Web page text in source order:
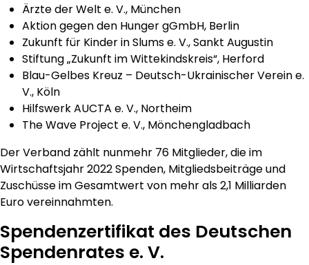
Ärzte der Welt e. V., München
Aktion gegen den Hunger gGmbH, Berlin
Zukunft für Kinder in Slums e. V., Sankt Augustin
Stiftung „Zukunft im Wittekindskreis“, Herford
Blau-Gelbes Kreuz – Deutsch-Ukrainischer Verein e.
V., Köln
Hilfswerk AUCTA e. V., Northeim
The Wave Project e. V., Mönchengladbach
Der Verband zählt nunmehr 76 Mitglieder, die im
Wirtschaftsjahr 2022 Spenden, Mitgliedsbeiträge und
Zuschüsse im Gesamtwert von mehr als 2,1 Milliarden
Euro vereinnahmten.
Spendenzertifikat des Deutschen
Spendenrates e. V.